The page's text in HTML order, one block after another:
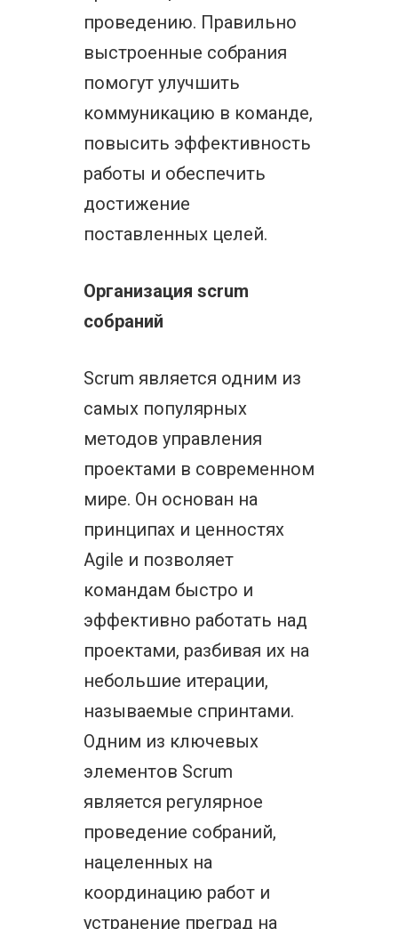
проведению. Правильно
выстроенные собрания
помогут улучшить
коммуникацию в команде,
повысить эффективность
работы и обеспечить
достижение
поставленных целей.
Организация scrum
собраний
Scrum является одним из
самых популярных
методов управления
проектами в современном
мире. Он основан на
принципах и ценностях
Agile и позволяет
командам быстро и
эффективно работать над
проектами, разбивая их на
небольшие итерации,
называемые спринтами.
Одним из ключевых
элементов Scrum
является регулярное
проведение собраний,
нацеленных на
координацию работ и
устранение преград на